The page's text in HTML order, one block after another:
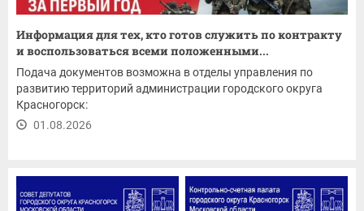
Информация для тех, кто готов служить по контракту
и воспользоваться всеми положенными...
Подача документов возможна в отделы управления по
развитию территорий администрации городского округа
Красногорск:
01.08.2026